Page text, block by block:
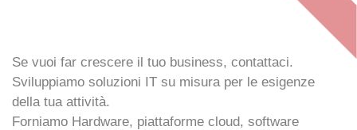
Se vuoi far crescere il tuo business, contattaci.
Sviluppiamo soluzioni IT su misura per le esigenze
della tua attività.
Forniamo Hardware, piattaforme cloud, software